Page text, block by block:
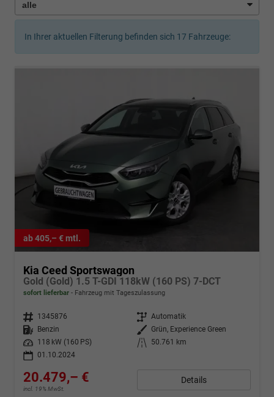
In Ihrer aktuellen Filterung befinden sich 17 Fahrzeuge:
ab 405,– € mtl.
Kia Ceed Sportswagon
Gold (Gold) 1.5 T-GDI 118kW (160 PS) 7-DCT
sofort lieferbar Fahrzeug mit Tageszulassung
Fahrzeugnr. 1345876 Getriebe Automatik
Kraftstoff
Benzin Außenfarbe
Grün, Experience Green
Leistung
118 kW (160 PS) Kilometerstand
50.761 km
01.10.2024
20.479,– €
incl. 19% MwSt.
Details